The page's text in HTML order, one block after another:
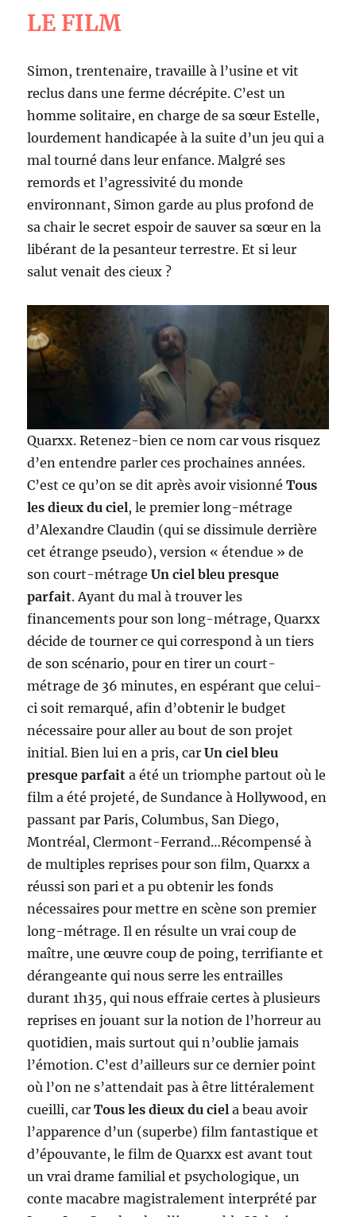
LE FILM
Simon, trentenaire, travaille à l’usine et vit
reclus dans une ferme décrépite. C’est un
homme solitaire, en charge de sa sœur Estelle,
lourdement handicapée à la suite d’un jeu qui a
mal tourné dans leur enfance. Malgré ses
remords et l’agressivité du monde
environnant, Simon garde au plus profond de
sa chair le secret espoir de sauver sa sœur en la
libérant de la pesanteur terrestre. Et si leur
salut venait des cieux ?
Quarxx. Retenez-bien ce nom car vous risquez
d’en entendre parler ces prochaines années.
C’est ce qu’on se dit après avoir visionnéTous
les dieux du ciel, le premier long-métrage
d’Alexandre Claudin (qui se dissimule derrière
cet étrange pseudo), version « étendue » de
son court-métrageUn ciel bleu presque
parfait. Ayant du mal à trouver les
financements pour son long-métrage, Quarxx
décide de tourner ce qui correspond à un tiers
de son scénario, pour en tirer un court-
métrage de 36 minutes, en espérant que celui-
ci soit remarqué, afin d’obtenir le budget
nécessaire pour aller au bout de son projet
initial. Bien lui en a pris, carUn ciel bleu
presque parfait a été un triomphe partout où le
film a été projeté, de Sundance à Hollywood, en
passant par Paris, Columbus, San Diego,
Montréal, Clermont-Ferrand…Récompensé à
de multiples reprises pour son film, Quarxx a
réussi son pari et a pu obtenir les fonds
nécessaires pour mettre en scène son premier
long-métrage. Il en résulte un vrai coup de
maître, une œuvre coup de poing, terrifiante et
dérangeante qui nous serre les entrailles
durant 1h35, qui nous effraie certes à plusieurs
reprises en jouant sur la notion de l’horreur au
quotidien, mais surtout qui n’oublie jamais
l’émotion. C’est d’ailleurs sur ce dernier point
où l’on ne s’attendait pas à être littéralement
cueilli, carTous les dieux du ciel a beau avoir
l’apparence d’un (superbe) film fantastique et
d’épouvante, le film de Quarxx est avant tout
un vrai drame familial et psychologique, un
conte macabre magistralement interprété par